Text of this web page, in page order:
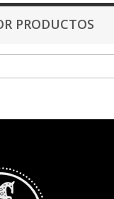
PRODUCTOS